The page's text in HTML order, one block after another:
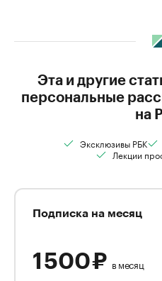
Эта и другие
персональные
на
Эксклюзивы РБК
Лекции
Подписка на месяц
1 500 ₽ в месяц